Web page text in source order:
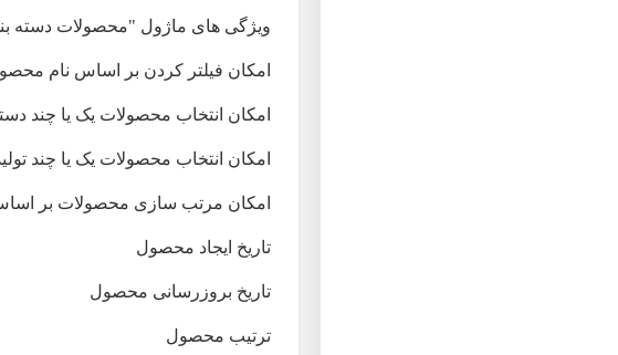
ویژگی های ماژول "محصولات دسته
امکان فیلتر کردن بر اساس نام
امکان انتخاب محصولات یک یا چند
امکان انتخاب محصولات یک یا چند
امکان مرتب سازی محصولات بر
تاریخ ایجاد محصول
تاریخ بروزرسانی محصول
ترتیب محصول